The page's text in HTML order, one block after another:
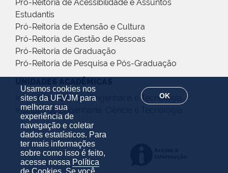
Usamos cookies nos
sites da UFVJM para
melhorar sua
experiência de
navegação e coletar
dados estatísticos. Para
ter mais informações
sobre como isso é feito,
acesse nossa Política
de Cookies . Se você
OK
Pró-Reitoria de Acessibilidade e Assuntos
Estudantis
Pró-Reitoria de Extensão e Cultura
Pró-Reitoria de Gestão de Pessoas
Pró-Reitoria de Graduação
Pró-Reitoria de Pesquisa e Pós-Graduação
Instituto de Ciência, Engenharia e Tecnologia
Instituto de Engenharia, Ciência e Tecnologia